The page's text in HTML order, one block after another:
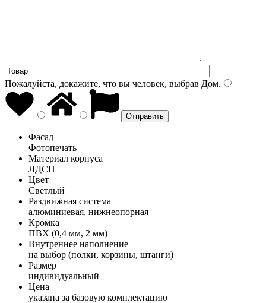
Пожалуйста, докажите, что вы человек, выбрав Дом.
Фасад
Фотопечать
Материал корпуса
ЛДСП
Цвет
Светлый
Раздвижная система
алюминиевая, нижнеопорная
Кромка
ПВХ (0,4 мм, 2 мм)
Внутреннее наполнение
на выбор (полки, корзины, штанги)
Размер
индивидуальный
Цена
указана за базовую комплектацию